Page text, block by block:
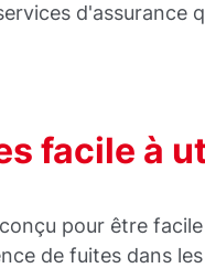
d'assurance
facile à
pour être
de fuites dans